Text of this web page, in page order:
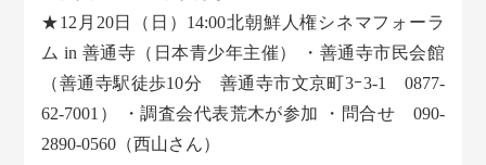
★12月20日（日）14:00北朝鮮人権シネマフォーラ
ム in 善通寺（日本青少年主催） ・善通寺市民会館
（善通寺駅徒歩10分 善通寺市文京町3ｰ3-1 0877-
62-7001） ・調査会代表荒木が参加 ・問合せ 090-
2890-0560（西山さん）